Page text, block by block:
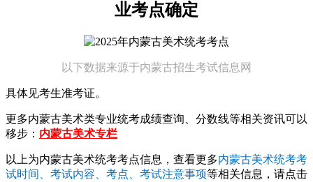
业考点确定
以下数据来源于内蒙古招生考试信息网
具体见考生准考证。
更多内蒙古美术类专业统考成绩查询、分数线等相关资讯可以
移步： 内蒙古美术专栏
以上为内蒙古美术统考考点信息，查看更多内蒙古美术统考考
试时间、考试内容、考点、考试注意事项等相关信息，请点击